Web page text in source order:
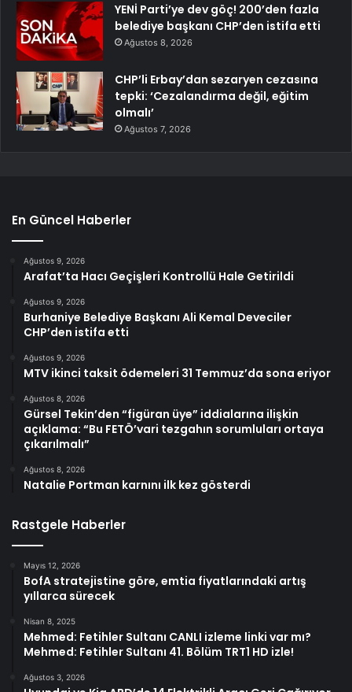
YENİ Parti’ye dev göç! 200’den fazla
belediye başkanı CHP’den istifa etti
Ağustos 8, 2026
CHP’li Erbay’dan sezaryen cezasına
tepki: ‘Cezalandırma değil, eğitim
olmalı’
Ağustos 7, 2026
En Güncel Haberler
Ağustos 9, 2026
Arafat’ta Hacı Geçişleri Kontrollü Hale Getirildi
Ağustos 9, 2026
Burhaniye Belediye Başkanı Ali Kemal Deveciler
CHP’den istifa etti
Ağustos 9, 2026
MTV ikinci taksit ödemeleri 31 Temmuz’da sona eriyor
Ağustos 8, 2026
Gürsel Tekin’den “figüran üye” iddialarına ilişkin
açıklama: “Bu FETÖ’vari tezgahın sorumluları ortaya
çıkarılmalı”
Ağustos 8, 2026
Natalie Portman karnını ilk kez gösterdi
Rastgele Haberler
Mayıs 12, 2026
BofA stratejistine göre, emtia fiyatlarındaki artış
yıllarca sürecek
Nisan 8, 2025
Mehmed: Fetihler Sultanı CANLI izleme linki var mı?
Mehmed: Fetihler Sultanı 41. Bölüm TRT1 HD izle!
Ağustos 3, 2026